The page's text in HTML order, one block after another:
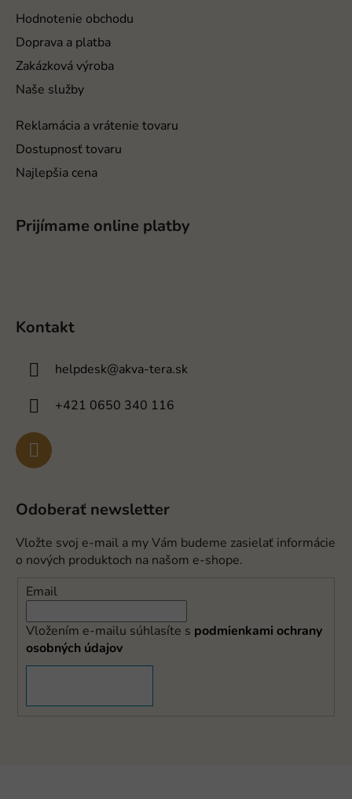
Hodnotenie obchodu
Doprava a platba
Zakázková výroba
Naše služby
Reklamácia a vrátenie tovaru
Dostupnosť tovaru
Najlepšia cena
Prijímame online platby
Kontakt
helpdesk@akva-tera.sk
+421 0650 340 116
Odoberať newsletter
Vložte svoj e-mail a my Vám budeme zasielať informácie
o nových produktoch na našom e-shope.
Email
Vložením e-mailu súhlasíte s podmienkami ochrany
osobných údajov